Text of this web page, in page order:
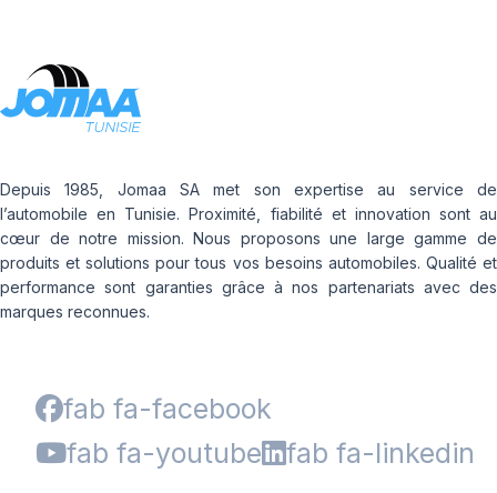
Depuis 1985, Jomaa SA met son expertise au service de
l’automobile en Tunisie. Proximité, fiabilité et innovation sont au
cœur de notre mission. Nous proposons une large gamme de
produits et solutions pour tous vos besoins automobiles. Qualité et
performance sont garanties grâce à nos partenariats avec des
marques reconnues.
fab fa-facebook
fab fa-youtube
fab fa-linkedin